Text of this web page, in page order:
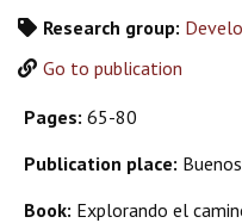
Research group:
Go to publication
Pages: 65-80
Publication place:
Book: Explorando el